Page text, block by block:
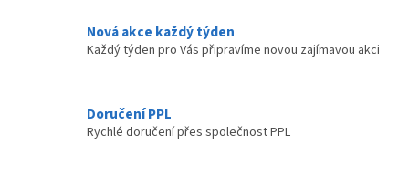
Nová akce každý týden
Každý týden pro Vás připravíme novou zajímavou akci
Doručení PPL
Rychlé doručení přes společnost PPL